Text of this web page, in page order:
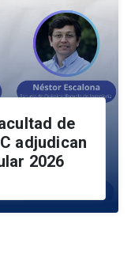
de
adjudican
2026